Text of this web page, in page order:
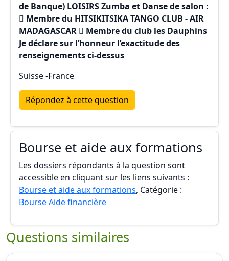
de Banque) LOISIRS Zumba et Danse de salon :
 Membre du HITSIKITSIKA TANGO CLUB - AIR
MADAGASCAR  Membre du club les Dauphins
Je déclare sur l’honneur l’exactitude des
renseignements ci-dessus
Suisse -France
Répondez à cette question
Bourse et aide aux formations
Les dossiers répondants à la question sont
accessible en cliquant sur les liens suivants :
Bourse et aide aux formations, Catégorie :
Bourse Aide financière
Questions similaires